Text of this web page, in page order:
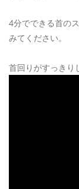
4分でできる首の
みてください。
首回りがすっきり